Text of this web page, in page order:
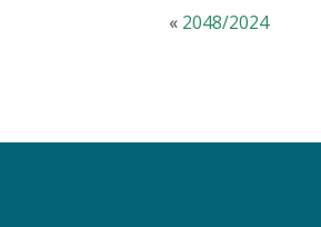
« 2048/2024